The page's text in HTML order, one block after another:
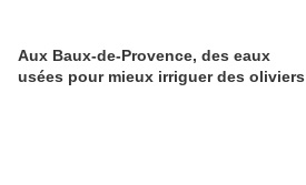
Aux Baux-de-Provence, des eaux
usées pour mieux irriguer des oliviers